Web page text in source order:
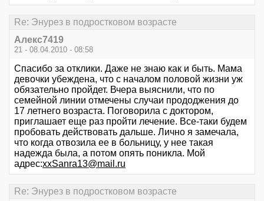
Re: Энурез в подростковом возрасте
Алекс7419
21 - 08.04.2010 - 08:58
Спасибо за отклики. Даже не знаю как и быть. Мама
девочки убеждена, что с началом половой жизни уж
обязательно пройдет. Вчера выяснили, что по
семейной линии отмечены случаи прододжения до
17 летнего возраста. Поговорила с доктором,
приглашает еще раз пройти лечение. Все-таки будем
пробовать действовать дальше. Лично я замечала,
что когда отвозила ее в больницу, у нее такая
надежда была, а потом опять поникла. Мой
адрес:xxSanra13@mail.ru
Re: Энурез в подростковом возрасте